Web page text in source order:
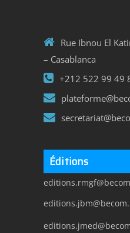
Rue Ibnou El
– Casablanca
+212 522 99 49
Éditions